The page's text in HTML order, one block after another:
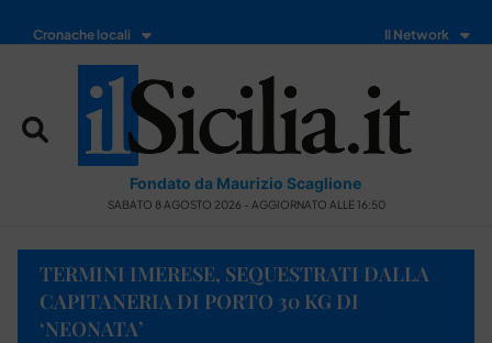
Cronache locali Il Network
Fondato da Maurizio Scaglione
SABATO 8 AGOSTO 2026 - AGGIORNATO ALLE 16:50
TERMINI IMERESE, SEQUESTRATI DALLA
CAPITANERIA DI PORTO 30 KG DI
‘NEONATA’